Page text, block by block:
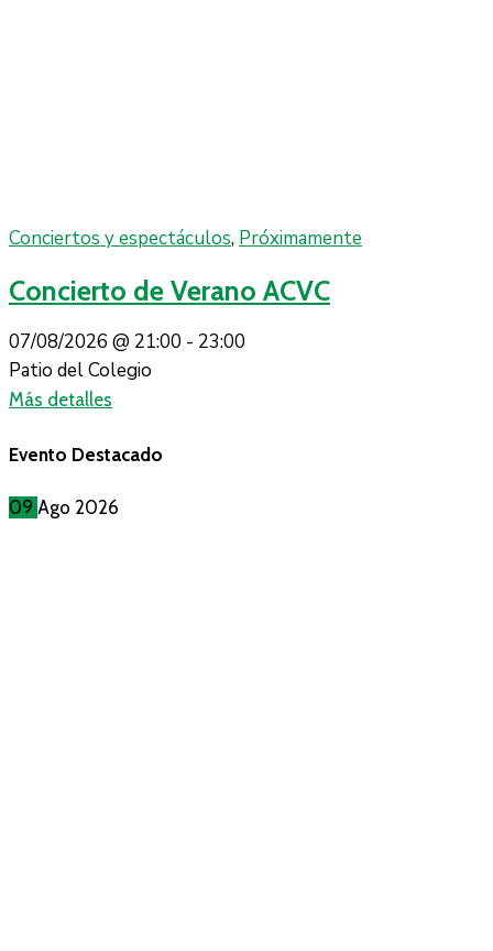
Conciertos y espectáculos, Próximamente
Concierto de Verano ACVC
07/08/2026 @ 21:00 - 23:00
Patio del Colegio
Más detalles
Evento Destacado
09 Ago 2026